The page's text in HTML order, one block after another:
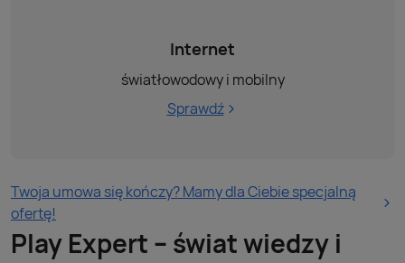
Internet
światłowodowy i mobilny
Sprawdź
Twoja umowa się kończy? Mamy dla Ciebie specjalną
ofertę!
Play Expert – świat wiedzy i